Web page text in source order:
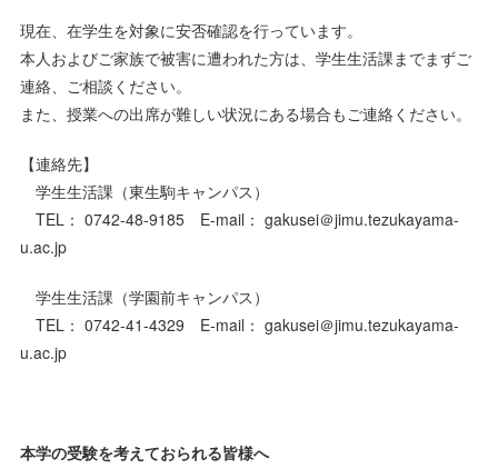
English 資料請求 お問い合わせ
現在、在学生を対象に安否確認を行っています。
本人およびご家族で被害に遭われた方は、学生生活課までまずご
連絡、ご相談ください。
また、授業への出席が難しい状況にある場合もご連絡ください。
【連絡先】
学生生活課（東生駒キャンパス）
TEL： 0742-48-9185 E-mail： gakusei＠jimu.tezukayama-
u.ac.jp
学生生活課（学園前キャンパス）
TEL： 0742-41-4329 E-mail： gakusei＠jimu.tezukayama-
u.ac.jp
本学の受験を考えておられる皆様へ